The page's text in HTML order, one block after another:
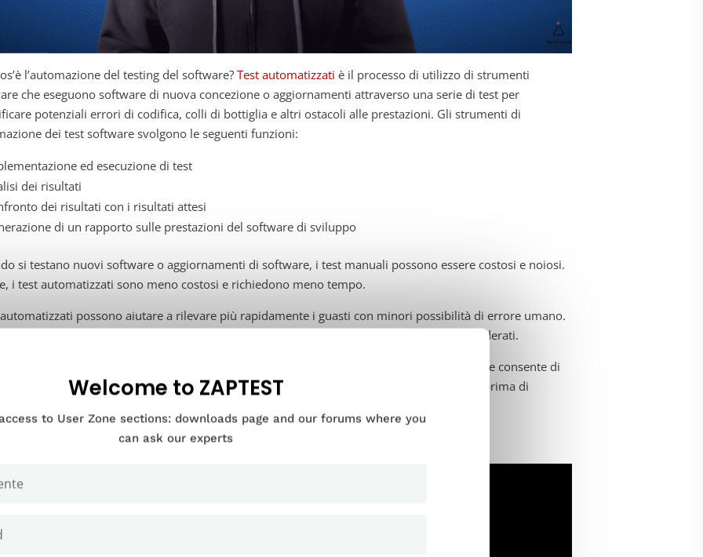
l’automazione del testing del software?Test automatizzati è il processo di utilizzo di strumenti
che eseguono software di nuova concezione o aggiornamenti attraverso una serie di test per
potenziali errori di codifica, colli di bottiglia e altri ostacoli alle prestazioni. Gli strumenti di
dei test software svolgono le seguenti funzioni:
ed esecuzione di test
dei risultati
dei risultati con i risultati attesi
di un rapporto sulle prestazioni del software di sviluppo
si testano nuovi software o aggiornamenti di software, i test manuali possono essere costosi e noiosi.
i test automatizzati sono meno costosi e richiedono meno tempo.
possono aiutare a rilevare più rapidamente i guasti con minori possibilità di errore umano.
è più facile eseguirli più volte per ogni modifica o finché non si ottengono i risultati desiderati.
accelera anche il processo di immissione del software sul mercato. L’automazione consente di
test approfonditi in aree specifiche, in modo da poter risolvere i problemi più comuni prima di
piramide dell’automazione dei test
Welcome to ZAPTEST
to User Zone sections: downloads page and our forums where you
can ask our experts